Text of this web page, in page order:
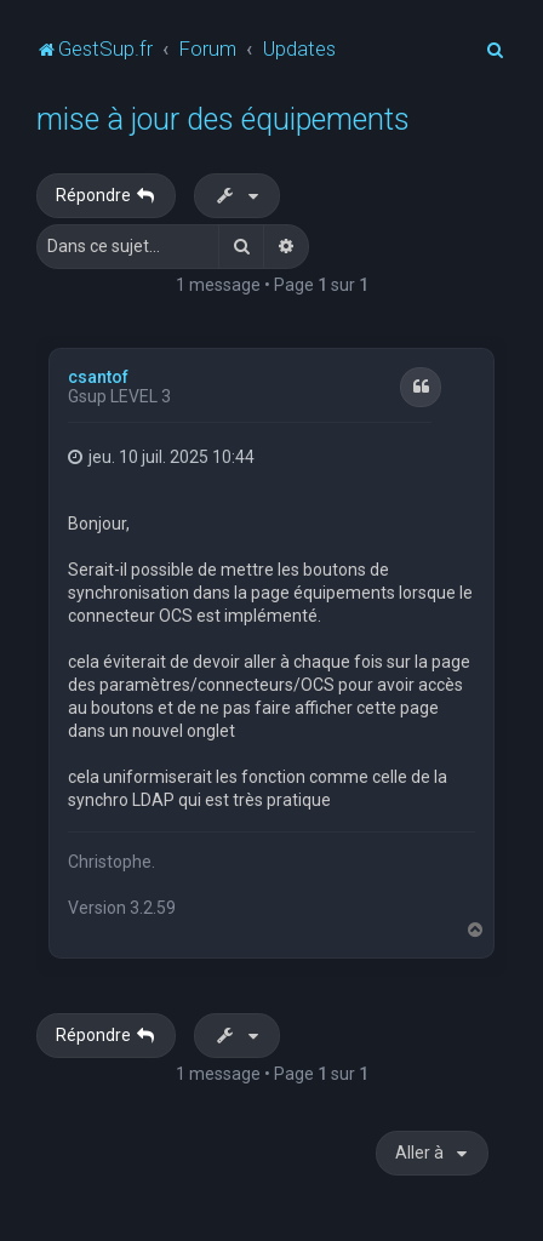
GestSup.fr Forum Updates
mise à jour des équipements
Répondre
RechercherRecherche avancée
1 message • Page 1 sur 1
csantof
Gsup LEVEL 3
Citation
jeu. 10 juil. 2025 10:44
Bonjour,
Serait-il possible de mettre les boutons de
synchronisation dans la page équipements lorsque le
connecteur OCS est implémenté.
cela éviterait de devoir aller à chaque fois sur la page
des paramètres/connecteurs/OCS pour avoir accès
au boutons et de ne pas faire afficher cette page
dans un nouvel onglet
cela uniformiserait les fonction comme celle de la
synchro LDAP qui est très pratique
Christophe.
Version 3.2.59
a
Répondre
1 message • Page 1 sur 1
Aller à